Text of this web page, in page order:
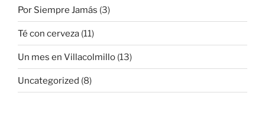
Por Siempre Jamás (3)
Té con cerveza (11)
Un mes en Villacolmillo (13)
Uncategorized (8)